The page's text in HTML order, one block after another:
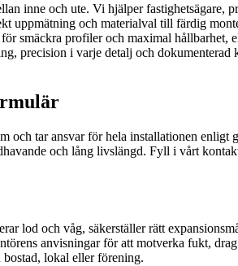
inne och ute. Vi hjälper fastighetsägare,
uppmätning och materialval till färdig
smäckra profiler och maximal
precision i varje detalj och
och tar ansvar för hela installationen enligt
och lång livslängd. Fyll i vårt
lod och våg, säkerställer rätt
anvisningar för att motverka fukt,
lokal eller förening.